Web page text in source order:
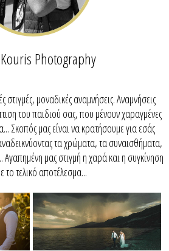
Photography
στιγμές, μοναδικές αναμνήσεις. Αναμνήσεις
του παιδιού σας, που μένουν χαραγμένες
Σκοπός μας είναι να κρατήσουμε για εσάς
τα χρώματα, τα συναισθήματα,
μας στιγμή η χαρά και η συγκίνηση
το τελικό αποτέλεσμα...